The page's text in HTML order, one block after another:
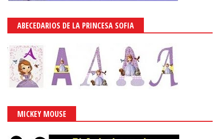
ABECEDARIOS DE LA PRINCESA SOFIA
MICKEY MOUSE